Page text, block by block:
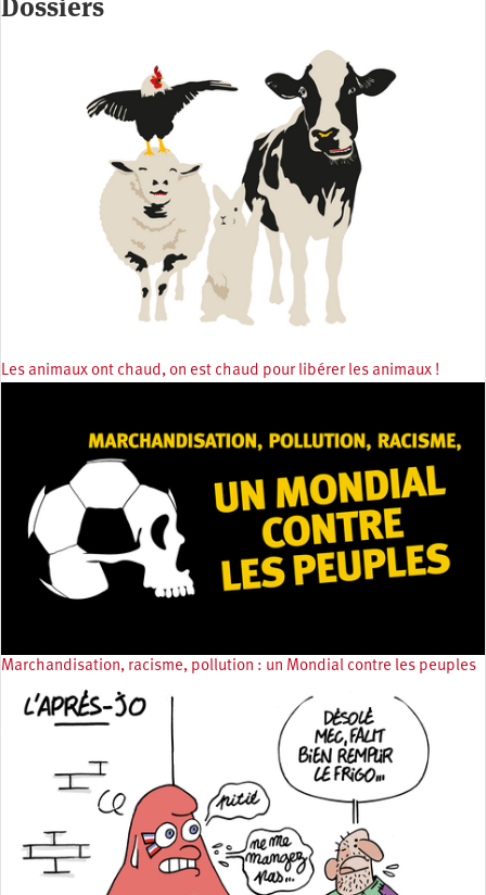
Dossiers
Les animaux ont chaud, on est chaud pour libérer les animaux !
Marchandisation, racisme, pollution : un Mondial contre les peuples